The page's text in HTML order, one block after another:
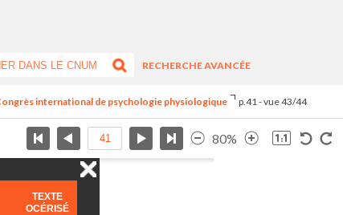
RECHERCHE AVANCÉE
international de psychologie physiologique p.41 - vue 43/44
80%
TEXTE
OCÉRISÉ